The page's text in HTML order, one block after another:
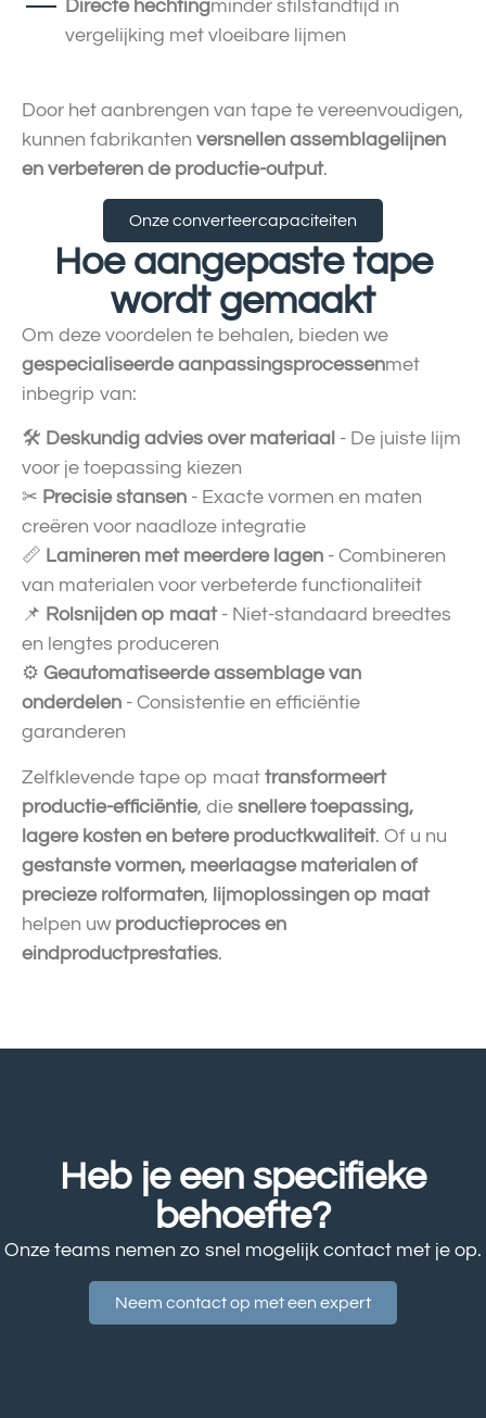
Directe hechtingminder stilstandtijd in
vergelijking met vloeibare lijmen
Door het aanbrengen van tape te vereenvoudigen,
kunnen fabrikanten versnellen assemblagelijnen
en verbeteren de productie-output.
Onze converteercapaciteiten
Hoe aangepaste tape
wordt gemaakt
Om deze voordelen te behalen, bieden we
gespecialiseerde aanpassingsprocessenmet
inbegrip van:
🛠 Deskundig advies over materiaal - De juiste lijm
voor je toepassing kiezen
✂ Precisie stansen - Exacte vormen en maten
creëren voor naadloze integratie
📏 Lamineren met meerdere lagen - Combineren
van materialen voor verbeterde functionaliteit
📌 Rolsnijden op maat- Niet-standaard breedtes
en lengtes produceren
⚙ Geautomatiseerde assemblage van
onderdelen - Consistentie en efficiëntie
garanderen
Zelfklevende tape op maat transformeert
productie-efficiëntie, die snellere toepassing,
lagere kosten en betere productkwaliteit. Of u nu
gestanste vormen, meerlaagse materialen of
precieze rolformaten, lijmoplossingen op maat
helpen uw productieproces en
eindproductprestaties.
Heb je een specifieke
behoefte?
Onze teams nemen zo snel mogelijk contact met je op.
Neem contact op met een expert